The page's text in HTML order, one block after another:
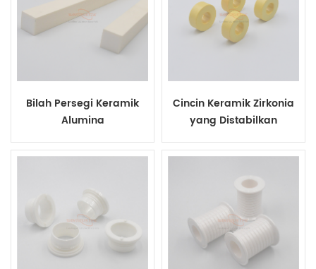
Bilah Persegi Keramik
Alumina
Cincin Keramik Zirkonia
yang Distabilkan